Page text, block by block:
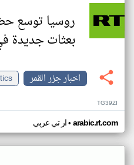
روسيا توسع
بعثات جديدة في 4 دول
اخبار جزر القمر
TG39ZI
ار تي عربي• arabic.rt.com